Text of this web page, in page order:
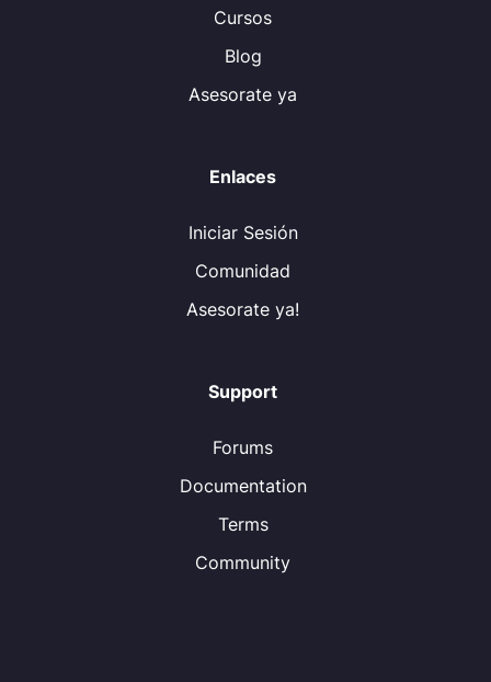
Cursos
Blog
Asesorate ya
Enlaces
Iniciar Sesión
Comunidad
Asesorate ya!
Support
Forums
Documentation
Terms
Community